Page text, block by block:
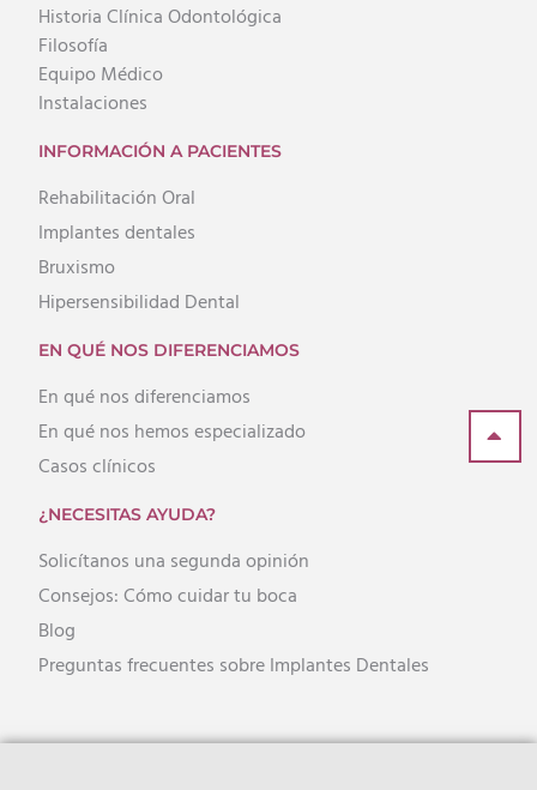
Historia Clínica Odontológica
Filosofía
Equipo Médico
Instalaciones
INFORMACIÓN A PACIENTES
Rehabilitación Oral
Implantes dentales
Bruxismo
Hipersensibilidad Dental
EN QUÉ NOS DIFERENCIAMOS
En qué nos diferenciamos
En qué nos hemos especializado
Casos clínicos
¿NECESITAS AYUDA?
Solicítanos una segunda opinión
Consejos: Cómo cuidar tu boca
Blog
Preguntas frecuentes sobre Implantes Dentales